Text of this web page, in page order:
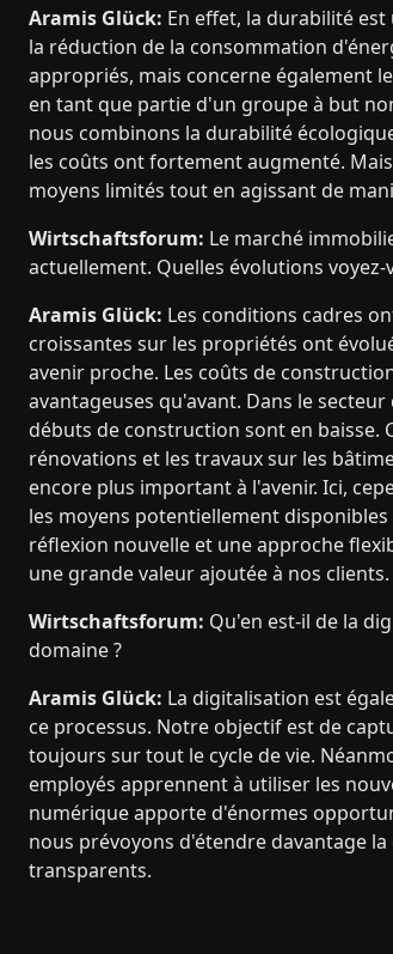
Aramis Glück: En effet, la durabilité
la réduction de la consommation
appropriés, mais concerne également
en tant que partie d'un groupe à but
nous combinons la durabilité
les coûts ont fortement augmenté.
moyens limités tout en agissant de
Wirtschaftsforum: Le marché
actuellement. Quelles évolutions
Aramis Glück: Les conditions cadres
croissantes sur les propriétés ont
avenir proche. Les coûts de
avantageuses qu'avant. Dans le
débuts de construction sont en baisse.
rénovations et les travaux sur les
encore plus important à l'avenir. Ici,
les moyens potentiellement
réflexion nouvelle et une approche
une grande valeur ajoutée à nos clients.
Wirtschaftsforum: Qu'en est-il de la
domaine ?
Aramis Glück: La digitalisation est
ce processus. Notre objectif est de
toujours sur tout le cycle de vie.
employés apprennent à utiliser les
numérique apporte d'énormes
nous prévoyons d'étendre davantage
transparents.